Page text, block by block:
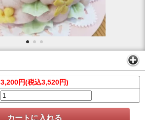
3,200円(税込3,520円)